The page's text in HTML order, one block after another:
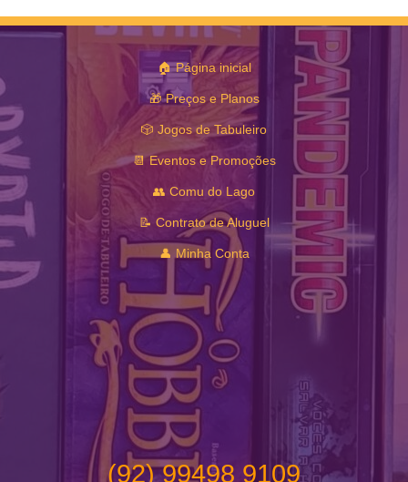
🏠 Página inicial
🎁 Preços e Planos
🎲 Jogos de Tabuleiro
📆 Eventos e Promoções
👥 Comu do Lago
📝 Contrato de Aluguel
👤 Minha Conta
(92) 99498 9109